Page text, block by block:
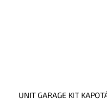
UNIT GARAGE KIT